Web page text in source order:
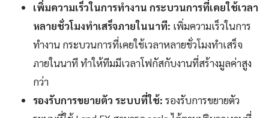
เพิ่มความเร็วในการทำงาน กระบวนการที่เคยใช้เวลา
หลายชั่วโมงทำเสร็จภายในนาที: เพิ่มความเร็วในการ
ทำงาน กระบวนการที่เคยใช้เวลาหลายชั่วโมงทำเสร็จ
ภายในนาที ทำให้ทีมมีเวลาโฟกัสกับงานที่สร้างมูลค่าสูง
กว่า
รองรับการขยายตัว ระบบที่ใช้: รองรับการขยายตัว